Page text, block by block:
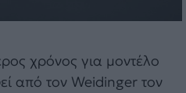
χρόνος για μοντέλο
από τον Weidinger τον